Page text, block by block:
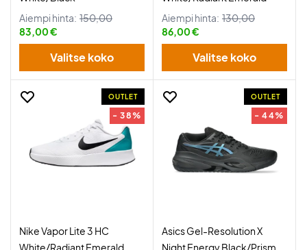
Aiempi hinta: 150,00
83,00 €
Valitse koko
Aiempi hinta: 130,00
86,00 €
Valitse koko
OUTLET
- 38%
Nike Vapor Lite 3 HC
White/Radiant Emerald
OUTLET
- 44%
Asics Gel-Resolution X
Night Energy Black/Prism